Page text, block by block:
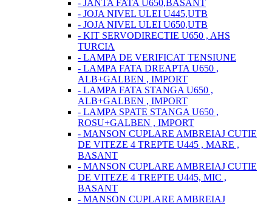
- JANTA FATA U650,BASANT
- JOJA NIVEL ULEI U445,UTB
- JOJA NIVEL ULEI U650,UTB
- KIT SERVODIRECTIE U650 , AHS
TURCIA
- LAMPA DE VERIFICAT TENSIUNE
- LAMPA FATA DREAPTA U650 ,
ALB+GALBEN , IMPORT
- LAMPA FATA STANGA U650 ,
ALB+GALBEN , IMPORT
- LAMPA SPATE STANGA U650 ,
ROSU+GALBEN , IMPORT
- MANSON CUPLARE AMBREIAJ CUTIE
DE VITEZE 4 TREPTE U445 , MARE ,
BASANT
- MANSON CUPLARE AMBREIAJ CUTIE
DE VITEZE 4 TREPTE U445, MIC ,
BASANT
- MANSON CUPLARE AMBREIAJ